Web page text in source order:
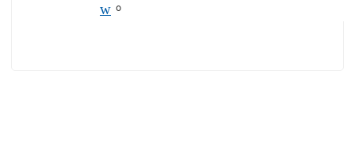
w 。